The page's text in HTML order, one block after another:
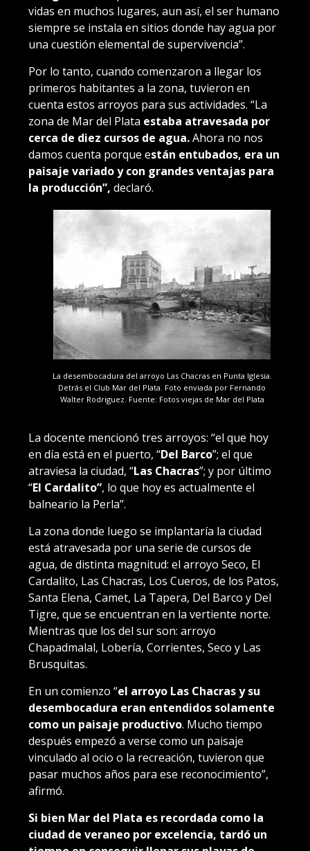
vidas en muchos lugares, aun así, el ser humano
siempre se instala en sitios donde hay agua por
una cuestión elemental de supervivencia”.
Por lo tanto, cuando comenzaron a llegar los
primeros habitantes a la zona, tuvieron en
cuenta estos arroyos para sus actividades. “La
zona de Mar del Plata estaba atravesada por
cerca de diez cursos de agua.Ahora no nos
damos cuenta porque están entubados, era un
paisaje variado y con grandes ventajas para
la producción”, declaró.
La desembocadura del arroyo Las Chacras en Punta Iglesia.
Detrás el Club Mar del Plata. Foto enviada por Fernando
Walter Rodriguez. Fuente: Fotos viejas de Mar del Plata
La docente mencionó tres arroyos: “el que hoy
en día está en el puerto, “Del Barco”; el que
atraviesa la ciudad, “Las Chacras”; y por último
“El Cardalito”, lo que hoy es actualmente el
balneario la Perla”.
La zona donde luego se implantaría la ciudad
está atravesada por una serie de cursos de
agua, de distinta magnitud: el arroyo Seco, El
Cardalito, Las Chacras, Los Cueros, de los Patos,
Santa Elena, Camet, La Tapera, Del Barco y Del
Tigre, que se encuentran en la vertiente norte.
Mientras que los del sur son: arroyo
Chapadmalal, Lobería, Corrientes, Seco y Las
Brusquitas.
En un comienzo “el arroyo Las Chacras y su
desembocadura eran entendidos solamente
como un paisaje productivo. Mucho tiempo
después empezó a verse como un paisaje
vinculado al ocio o la recreación, tuvieron que
pasar muchos años para ese reconocimiento”,
afirmó.
Si bien Mar del Plata es recordada como la
ciudad de veraneo por excelencia, tardó un